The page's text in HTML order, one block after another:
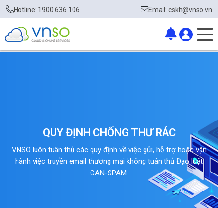
Hotline: 1900 636 106 Email: cskh@vnso.vn
QUY ĐỊNH CHỐNG THƯ RÁC
VNSO luôn tuân thủ các quy định về việc gửi, hỗ trợ hoặc vận
hành việc truyền email thương mại không tuân thủ Đạo luật
CAN-SPAM.